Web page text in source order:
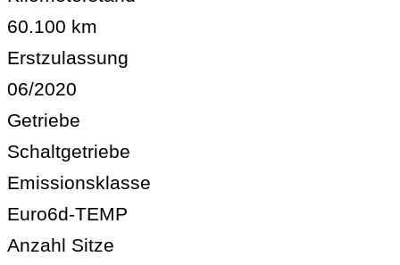
60.100 km
Erstzulassung
06/2020
Getriebe
Schaltgetriebe
Emissionsklasse
Euro6d-TEMP
Anzahl Sitze